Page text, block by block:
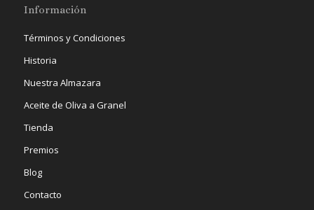
Información
Términos y Condiciones
Historia
Nuestra Almazara
Aceite de Oliva a Granel
Tienda
Premios
Blog
Contacto